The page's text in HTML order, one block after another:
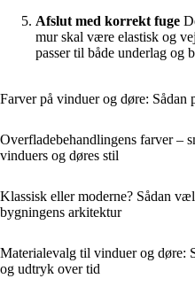
Afslut med korrekt fuge
mur skal være elastisk og
passer til både underlag og
Farver på vinduer og døre: Sådan
Overfladebehandlingens farver –
vinduers og døres stil
Klassisk eller moderne? Sådan
bygningens arkitektur
Materialevalg til vinduer og døre:
og udtryk over tid